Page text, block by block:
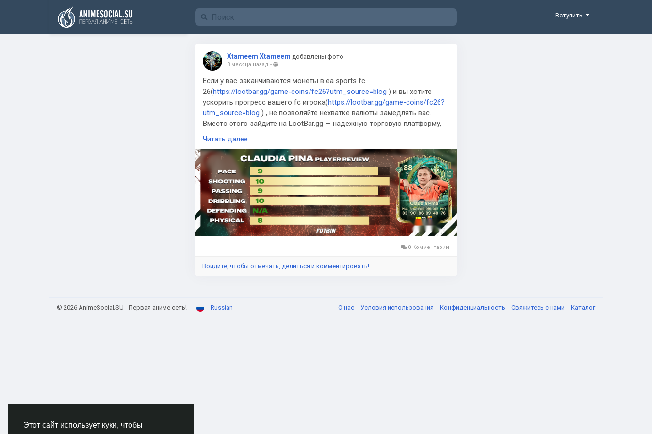
Этот сайт использует куки, чтобы
Funding
Вступить
Xtameem Xtameem добавлены фото
3 месяца назад -
Если у вас заканчиваются монеты в ea sports fc
26(https://lootbar.gg/game-coins/fc26?utm_source=blog ) и вы хотите
ускорить прогресс вашего fc игрока(https://lootbar.gg/game-coins/fc26?
utm_source=blog ) , не позволяйте нехватке валюты замедлять вас.
Вместо этого зайдите на LootBar.gg — надежную торговую платформу,
где вы можете купить fc монеты(
utm_source=blog
вы на Xbox или ПК, LootBar предлагает самый простой способ
приобрести fc 26 монеты(https://lootbar.gg/game-coins/fc26?
utm_source=blog) , гарантируя, что у вас всегда будет все
необходимое, чтобы насладиться последней игрой FC 26 в полной
мере.
LootBar.gg выделяется непревзойденными ценами, регулярными
скидками и даже специальными акциями, которые
Читать далее
0 Комментарии
Войдите, чтобы отмечать, делиться и комментировать!
© 2026 AnimeSocial.SU - Первая аниме сеть! Russian О нас Условия использования Конфиденциальность Свяжитесь с нами Каталог